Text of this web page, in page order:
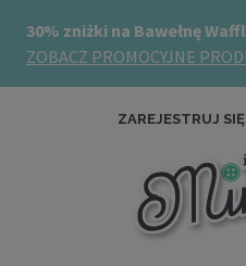
ZAREJESTRUJ SIĘ